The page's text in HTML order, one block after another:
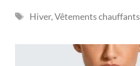
Étiquettes
Hiver,Vêtements chauffants